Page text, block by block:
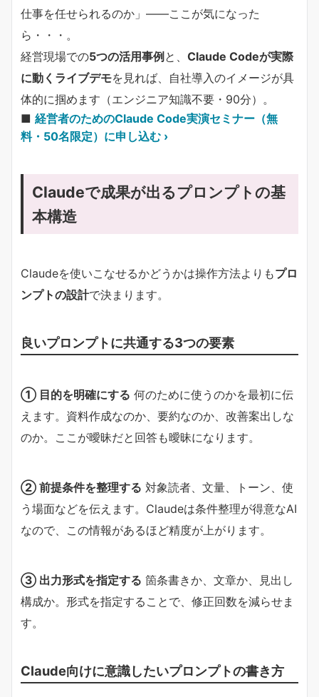
仕事を任せられるのか」——ここが気になった
ら・・・。
経営現場での5つの活用事例と、 Claude Codeが実際
に動くライブデモを見れば、自社導入のイメージが具
体的に掴めます（エンジニア知識不要・90分）。
■ 経営者のためのClaude Code実演セミナー（無
料・50名限定）に申し込む ›
Claudeで成果が出るプロンプトの基
本構造
Claudeを使いこなせるかどうかは操作方法よりも​​プロ
ンプトの設計​​で決まります。
良いプロンプトに共通する3つの要素
① 目的を明確にする​ 何のために使うのかを最初に伝
えます。資料作成なのか、要約なのか、改善案出しな
のか。ここが曖昧だと回答も曖昧になります。
② 前提条件を整理する​ 対象読者、文量、トーン、使
う場面などを伝えます。Claudeは条件整理が得意なAI
なので、この情報があるほど精度が上がります。
③ 出力形式を指定する​ 箇条書きか、文章か、見出し
構成か。形式を指定することで、修正回数を減らせま
す。
Claude向けに意識したいプロンプトの書き方